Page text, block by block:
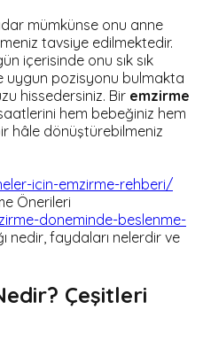
mümkünse onu anne
tavsiye edilmektedir.
içerisinde onu sık sık
uygun pozisyonu bulmakta
hissedersiniz. Bir emzirme
hem bebeğiniz hem
hâle dönüştürebilmeniz
icin-emzirme-rehberi/
Önerileri
doneminde-beslenme-
nedir, faydaları nelerdir ve
Çeşitleri